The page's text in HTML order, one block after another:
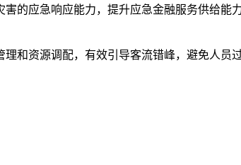
应急响应能力，提升应急金融服务供给能
资源调配，有效引导客流错峰，避免人员